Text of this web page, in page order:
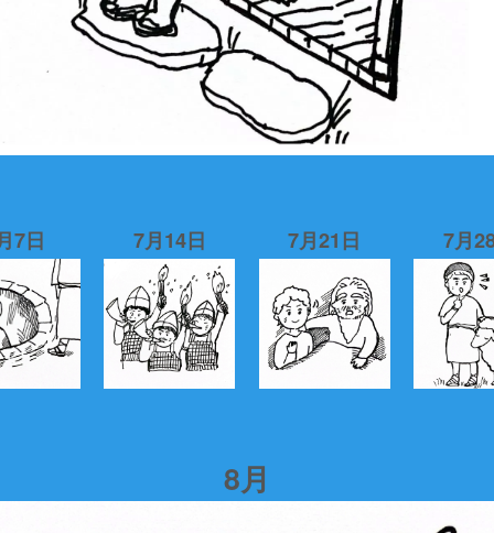
7日 7月14日 7月21日 7月
8月